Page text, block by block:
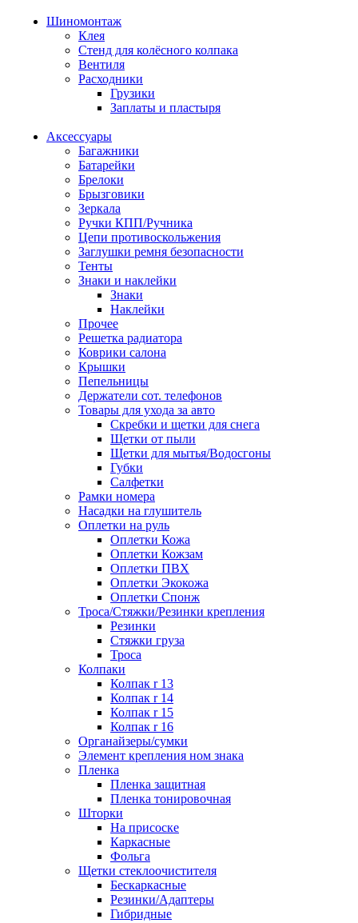
Шиномонтаж
Клея
Стенд для колёсного колпака
Вентиля
Расходники
Грузики
Заплаты и пластыря
Аксессуары
Багажники
Батарейки
Брелоки
Брызговики
Зеркала
Ручки КПП/Ручника
Цепи противоскольжения
Заглушки ремня безопасности
Тенты
Знаки и наклейки
Знаки
Наклейки
Прочее
Решетка радиатора
Коврики салона
Крышки
Пепельницы
Держатели сот. телефонов
Товары для ухода за авто
Скребки и щетки для снега
Щетки от пыли
Щетки для мытья/Водосгоны
Губки
Салфетки
Рамки номера
Насадки на глушитель
Оплетки на руль
Оплетки Кожа
Оплетки Кожзам
Оплетки ПВХ
Оплетки Экокожа
Оплетки Спонж
Троса/Стяжки/Резинки крепления
Резинки
Стяжки груза
Троса
Колпаки
Колпак r 13
Колпак r 14
Колпак r 15
Колпак r 16
Органайзеры/сумки
Элемент крепления ном знака
Пленка
Пленка защитная
Пленка тонировочная
Шторки
На присоске
Каркасные
Фольга
Щетки стеклоочистителя
Бескаркасные
Резинки/Адаптеры
Гибридные